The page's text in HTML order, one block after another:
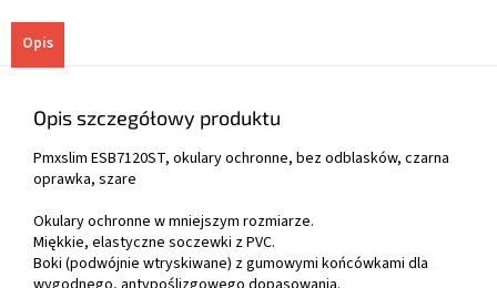
Opis
Opis szczegółowy produktu
Pmxslim ESB7120ST, okulary ochronne, bez odblasków, czarna
oprawka, szare
Okulary ochronne w mniejszym rozmiarze.
Miękkie, elastyczne soczewki z PVC.
Boki (podwójnie wtryskiwane) z gumowymi końcówkami dla